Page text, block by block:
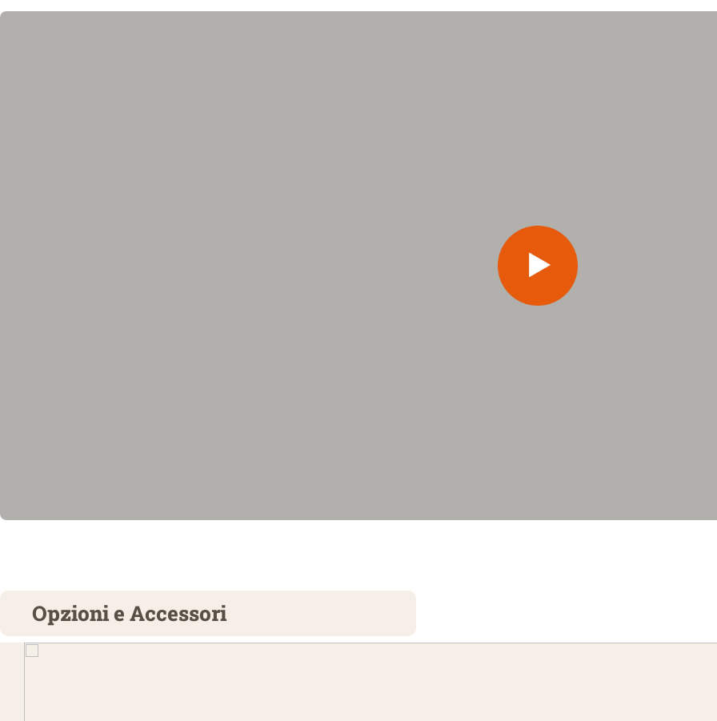
Opzioni e Accessori